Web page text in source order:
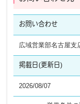
お問い合わせ
広域営業部名古屋
掲載日 (更新日)
2026/08/07